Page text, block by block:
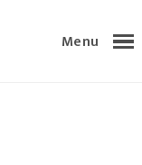
Menu